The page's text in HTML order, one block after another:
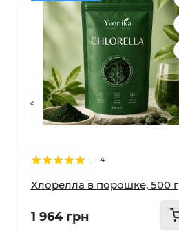
Как улучшить слух
Интересные факты о нашем
организме
Улучшаем зрение
Худеем правильно
Суставы и опорно-
4
Хлорелла в порошке, 500 г
1 964 грн
<